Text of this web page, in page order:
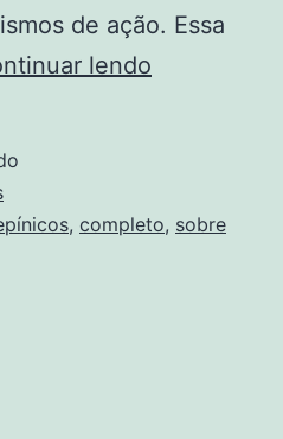
de ação. Essa
lendo
, completo, sobre